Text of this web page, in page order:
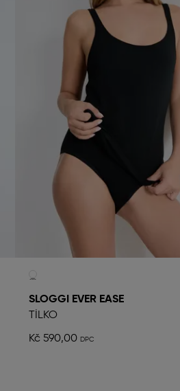
SLOGGI EVER EASE
TÍLKO
Kč 590,00